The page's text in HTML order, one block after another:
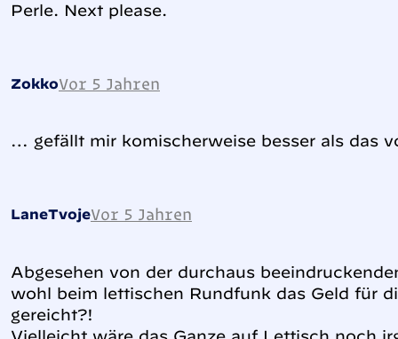
Perle. Next please.
ZokkoVor 5 Jahren
… gefällt mir komischerweise besser als das
LaneTvojeVor 5 Jahren
Abgesehen von der durchaus
wohl beim lettischen Rundfunk das Geld für
gereicht?!
Vielleicht wäre das Ganze auf Lettisch noch